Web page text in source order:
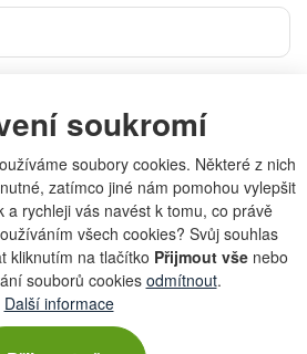
soukromí
soubory cookies. Některé z nich
zatímco jiné nám pomohou vylepšit
a rychleji vás navést k tomu, co právě
všech cookies? Svůj souhlas
kliknutím na tlačítko Přijmout vše nebo
souborů cookies odmítnout.
Další informace